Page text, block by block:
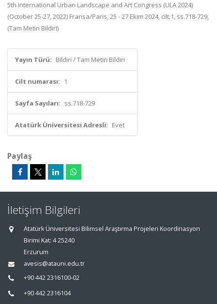
5th International Urban Landscape and Art Congress (ULA 2024)
(October 25-27, 2022) Fransa/Paris, 25 - 27 Ekim 2024, cilt.1, ss.718-729,
(Tam Metin Bildiri)
Yayın Türü: Bildiri / Tam Metin Bildiri
Cilt numarası: 1
Sayfa Sayıları: ss.718-729
Atatürk Üniversitesi Adresli: Evet
Paylaş
İletişim Bilgileri
Atatürk Üniversitesi Bilimsel Araştırma Projeleri Koordinasyon
Birimi Kat: 4 25240
Erzurum
avesis@atauni.edu.tr
+90 442 2316100-02
+90 442 2316104